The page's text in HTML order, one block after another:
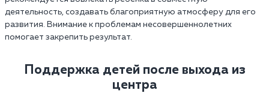
деятельность, создавать благоприятную атмосферу для его
развития. Внимание к проблемам несовершеннолетних
помогает закрепить результат.
Поддержка детей после выхода из
центра